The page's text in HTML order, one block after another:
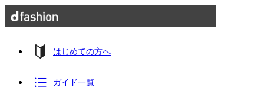
はじめての方へ
ガイド一覧